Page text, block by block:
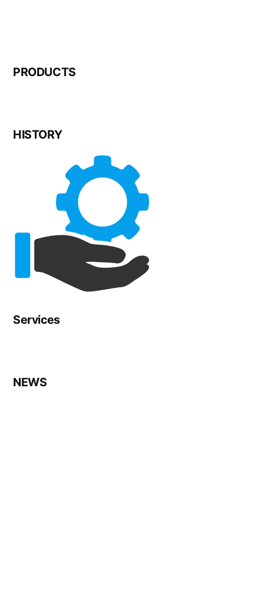
PRODUCTS
HISTORY
Services
NEWS